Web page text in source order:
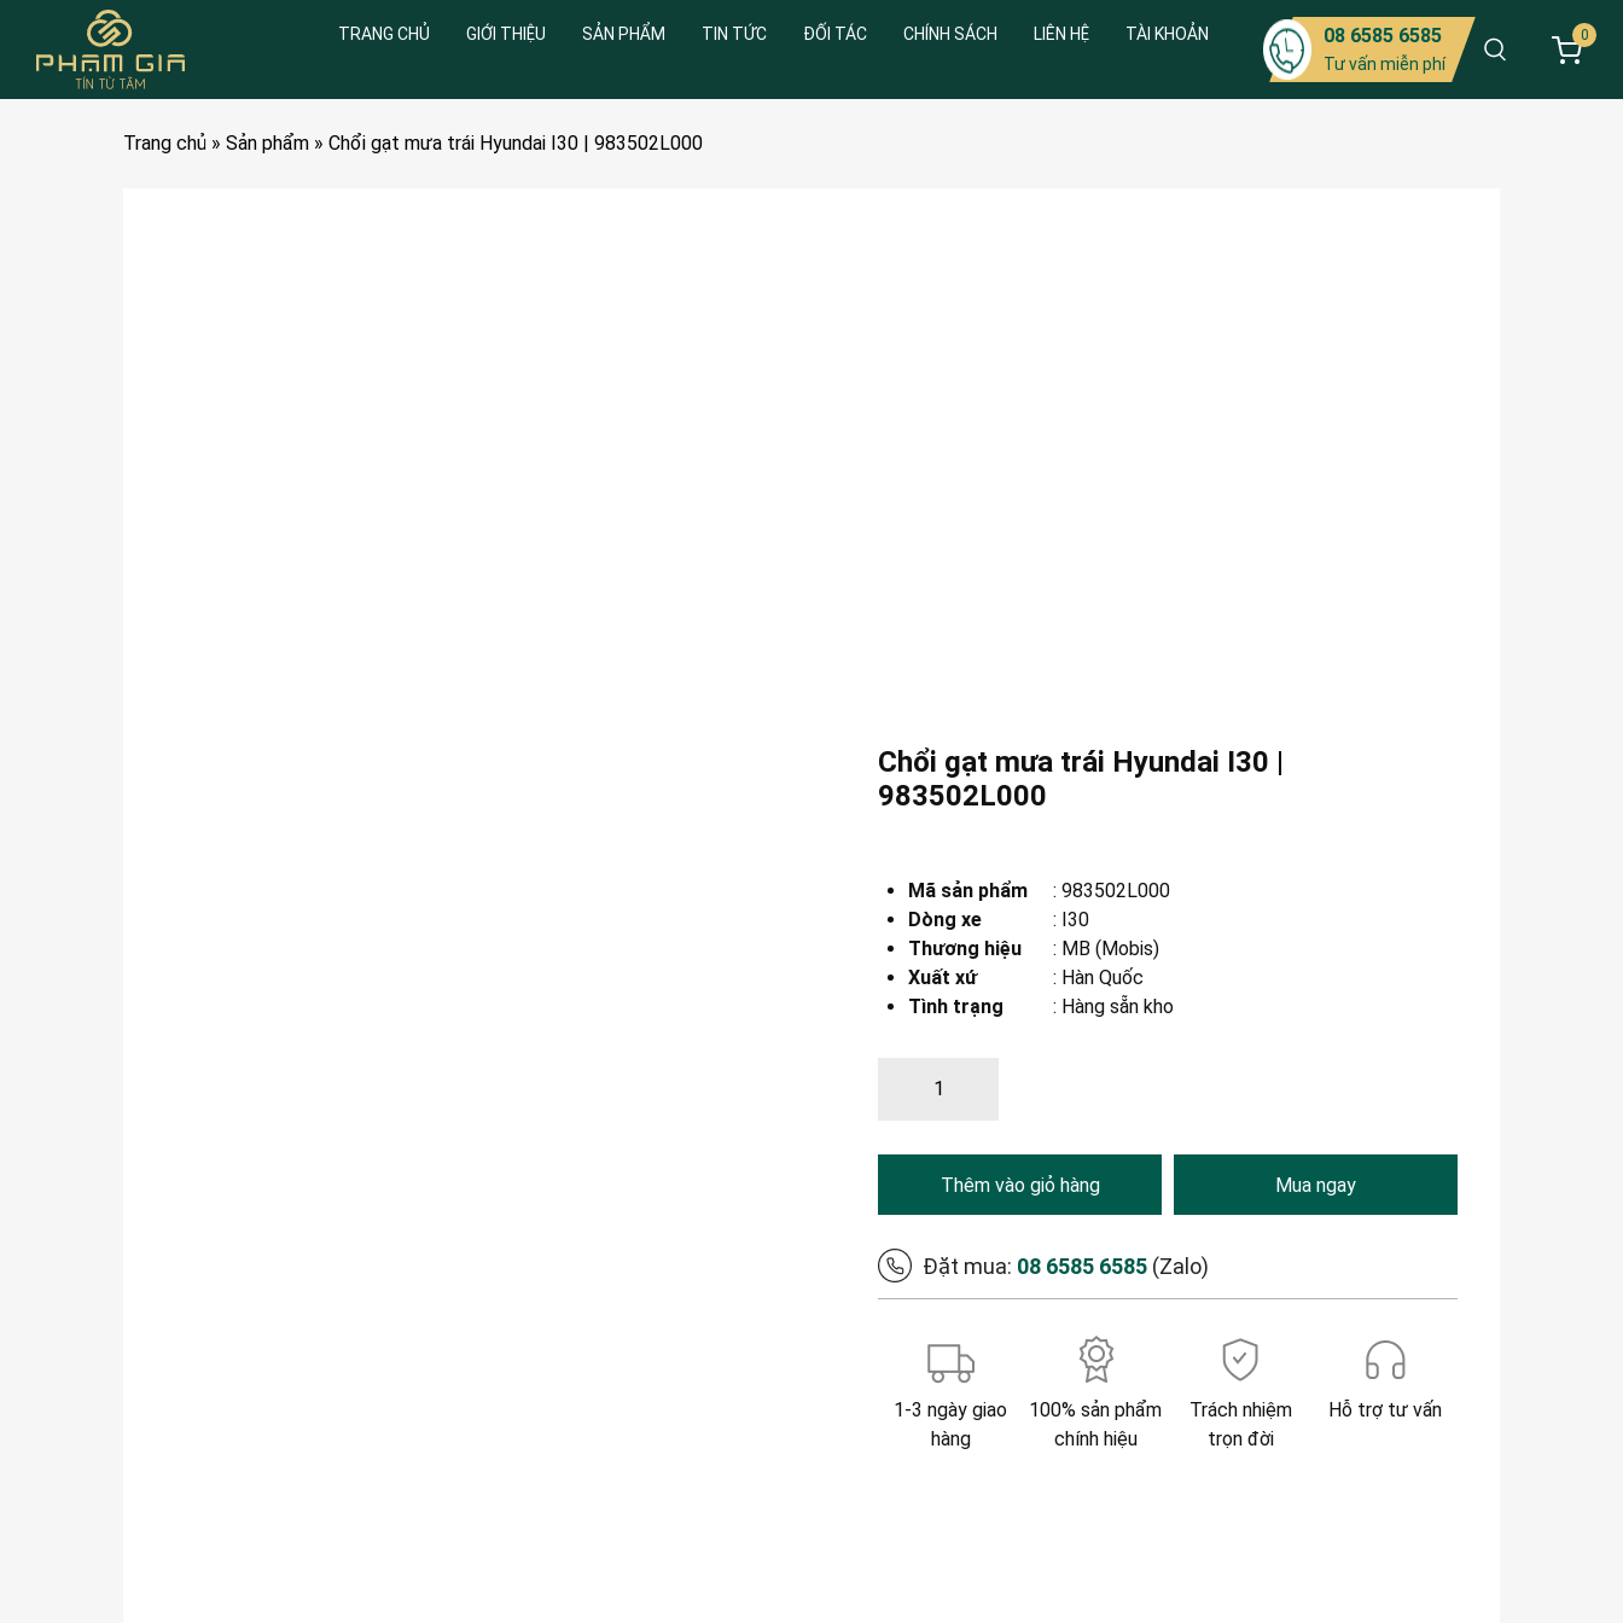
TRANG CHỦ GIỚI THIỆU SẢN PHẨM TIN TỨC ĐỐI TÁC CHÍNH SÁCH LIÊN HỆ TÀI KHOẢN 08 6585 6585
Tư vấn miễn phí
0
Trang chủ » Sản phẩm » Chổi gạt mưa trái Hyundai I30 | 983502L000
Chổi gạt mưa trái Hyundai I30 |
983502L000
Mã sản phẩm : 983502L000
Dòng xe
: I30
Thương hiệu
: MB (Mobis)
Xuất xứ
: Hàn Quốc
Tình trạng
: Hàng sẵn kho
Thêm vào giỏ hàng Mua ngay
Đặt mua: 08 6585 6585 (Zalo)
1-3 ngày giao
hàng
100% sản phẩm
chính hiệu
Trách nhiệm
trọn đời
Hỗ trợ tư vấn